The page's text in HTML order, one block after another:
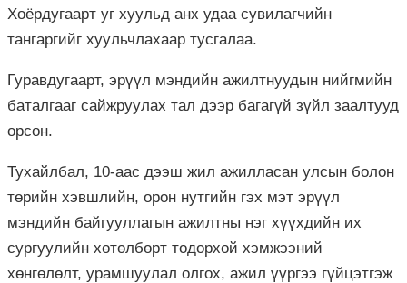
Хоёрдугаарт уг хуульд анх удаа сувилагчийн
тангаргийг хуульчлахаар тусгалаа.
Гуравдугаарт, эрүүл мэндийн ажилтнуудын нийгмийн
баталгааг сайжруулах тал дээр багагүй зүйл заалтууд
орсон.
Тухайлбал, 10-аас дээш жил ажилласан улсын болон
төрийн хэвшлийн, орон нутгийн гэх мэт эрүүл
мэндийн байгууллагын ажилтны нэг хүүхдийн их
сургуулийн хөтөлбөрт тодорхой хэмжээний
хөнгөлөлт, урамшуулал олгох, ажил үүргээ гүйцэтгэж